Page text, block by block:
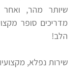
תלמידים
ממליצים
ניב
חיפוש
שיותר מהר,
מדריכים סופר
הלב!
שירות נפלא,